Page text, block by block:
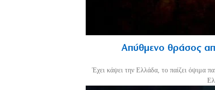
Απύθμενο θράσος
Έχει κάψει την Ελλάδα, το παίζει όψιμα